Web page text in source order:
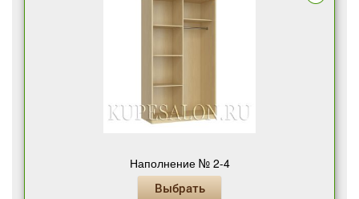
Наполнение № 2-4
Выбрать